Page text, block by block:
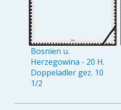
Bosnien u.
Herzegowina - 20 H.
Doppeladler gez. 10
1/2